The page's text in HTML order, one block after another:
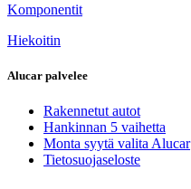
Komponentit
Hiekoitin
Alucar palvelee
Rakennetut autot
Hankinnan 5 vaihetta
Monta syytä valita Alucar
Tietosuojaseloste